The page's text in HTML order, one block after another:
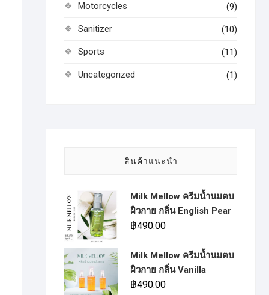
Motorcycles (9)
Sanitizer (10)
Sports (11)
Uncategorized (1)
สินค้าแนะนำ
Milk Mellow ครีมน้ำนมตบ
ผิวกาย กลิ่น English Pear
฿490.00
Milk Mellow ครีมน้ำนมตบ
ผิวกาย กลิ่น Vanilla
฿490.00